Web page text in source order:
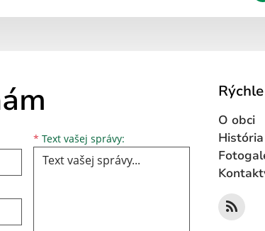
* Text vašej správy: Text vašej správy...
O obci